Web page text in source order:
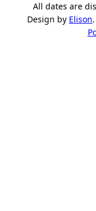
All dates are
Design by Elison